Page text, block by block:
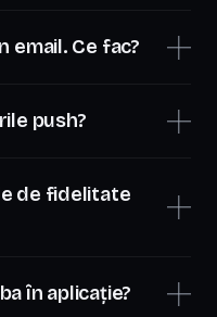
email. Ce fac?
push?
de fidelitate
în aplicație?